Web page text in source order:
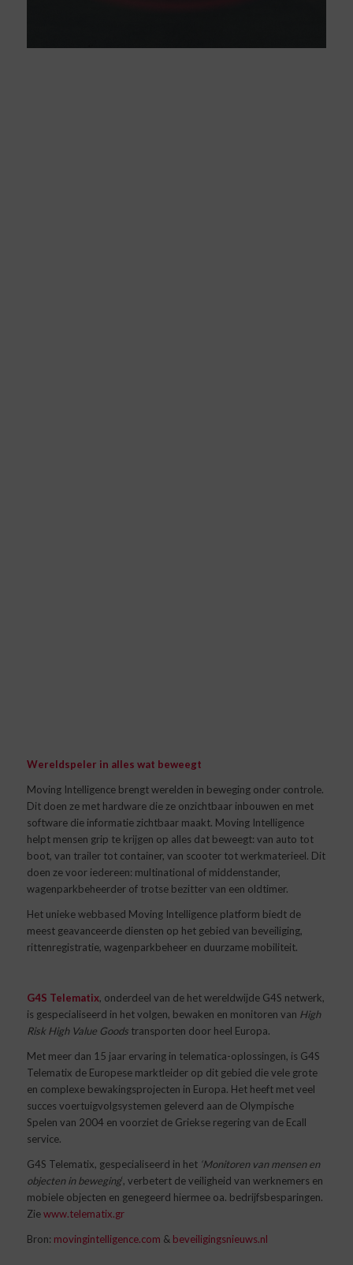
Wereldspeler in alles wat beweegt
Moving Intelligence brengt werelden in beweging onder controle.
Dit doen ze met hardware die ze onzichtbaar inbouwen en met
software die informatie zichtbaar maakt. Moving Intelligence
helpt mensen grip te krijgen op alles dat beweegt: van auto tot
boot, van trailer tot container, van scooter tot werkmaterieel. Dit
doen ze voor iedereen: multinational of middenstander,
wagenparkbeheerder of trotse bezitter van een oldtimer.
Het unieke webbased Moving Intelligence platform biedt de
meest geavanceerde diensten op het gebied van beveiliging,
rittenregistratie, wagenparkbeheer en duurzame mobiliteit.
G4S Telematix, onderdeel van de het wereldwijde G4S netwerk,
is gespecialiseerd in het volgen, bewaken en monitoren van High
Risk High Value Goods transporten door heel Europa.
Met meer dan 15 jaar ervaring in telematica-oplossingen, is G4S
Telematix de Europese marktleider op dit gebied die vele grote
en complexe bewakingsprojecten in Europa. Het heeft met veel
succes voertuigvolgsystemen geleverd aan de Olympische
Spelen van 2004 en voorziet de Griekse regering van de Ecall
service.
G4S Telematix, gespecialiseerd in het ‘Monitoren van mensen en
objecten in beweging‘, verbetert de veiligheid van werknemers en
mobiele objecten en genegeerd hiermee oa. bedrijfsbesparingen.
Ziewww.telematix.gr
Bron: movingintelligence.com & beveiligingsnieuws.nl